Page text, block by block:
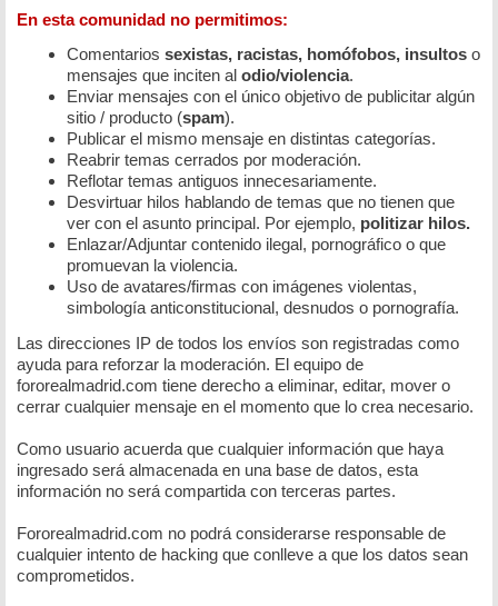
En esta comunidad no permitimos:
Comentarios sexistas, racistas, homófobos, insultos o
mensajes que inciten al odio/violencia.
Enviar mensajes con el único objetivo de publicitar algún
sitio / producto (spam).
Publicar el mismo mensaje en distintas categorías.
Reabrir temas cerrados por moderación.
Reflotar temas antiguos innecesariamente.
Desvirtuar hilos hablando de temas que no tienen que
ver con el asunto principal. Por ejemplo, politizar hilos.
Enlazar/Adjuntar contenido ilegal, pornográfico o que
promuevan la violencia.
Uso de avatares/firmas con imágenes violentas,
simbología anticonstitucional, desnudos o pornografía.
Las direcciones IP de todos los envíos son registradas como
ayuda para reforzar la moderación. El equipo de
fororealmadrid.com tiene derecho a eliminar, editar, mover o
cerrar cualquier mensaje en el momento que lo crea necesario.
Como usuario acuerda que cualquier información que haya
ingresado será almacenada en una base de datos, esta
información no será compartida con terceras partes.
Fororealmadrid.com no podrá considerarse responsable de
cualquier intento de hacking que conlleve a que los datos sean
comprometidos.